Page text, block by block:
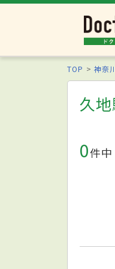
TOP 神奈
久
0件中